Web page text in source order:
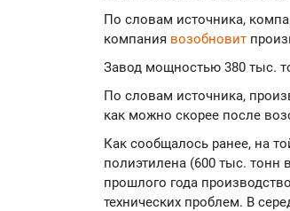
По словам источника,
компания возобновит
Завод мощностью 380 тыс.
По словам источника,
как можно скорее после
Как сообщалось ранее, на
полиэтилена (600 тыс. тонн
прошлого года
технических проблем. В